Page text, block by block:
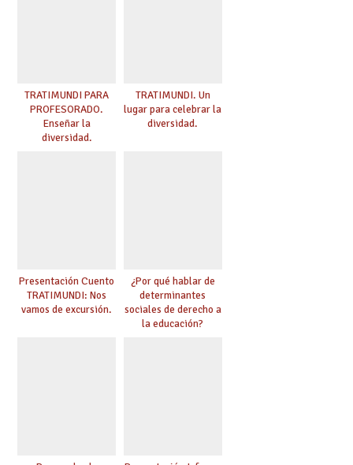
TRATIMUNDI PARA
PROFESORADO.
Enseñar la
diversidad.
TRATIMUNDI. Un
lugar para celebrar la
diversidad.
Presentación Cuento
TRATIMUNDI: Nos
vamos de excursión.
¿Por qué hablar de
determinantes
sociales de derecho a
la educación?